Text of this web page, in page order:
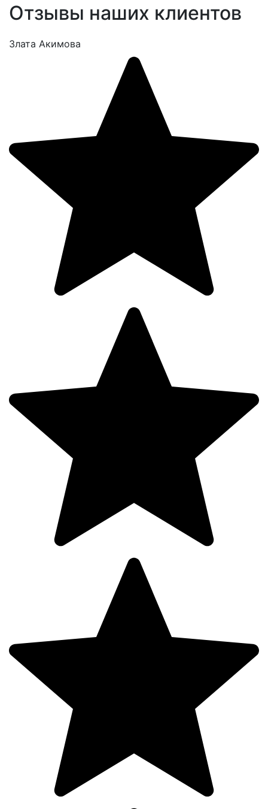
Отзывы наших клиентов
Злата Акимова